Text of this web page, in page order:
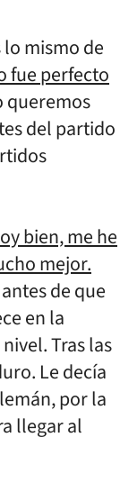
lo mismo de
fue perfecto
queremos
del partido
bien, me he
mejor.
de que
en la
Tras las
Le decía
por la
llegar al